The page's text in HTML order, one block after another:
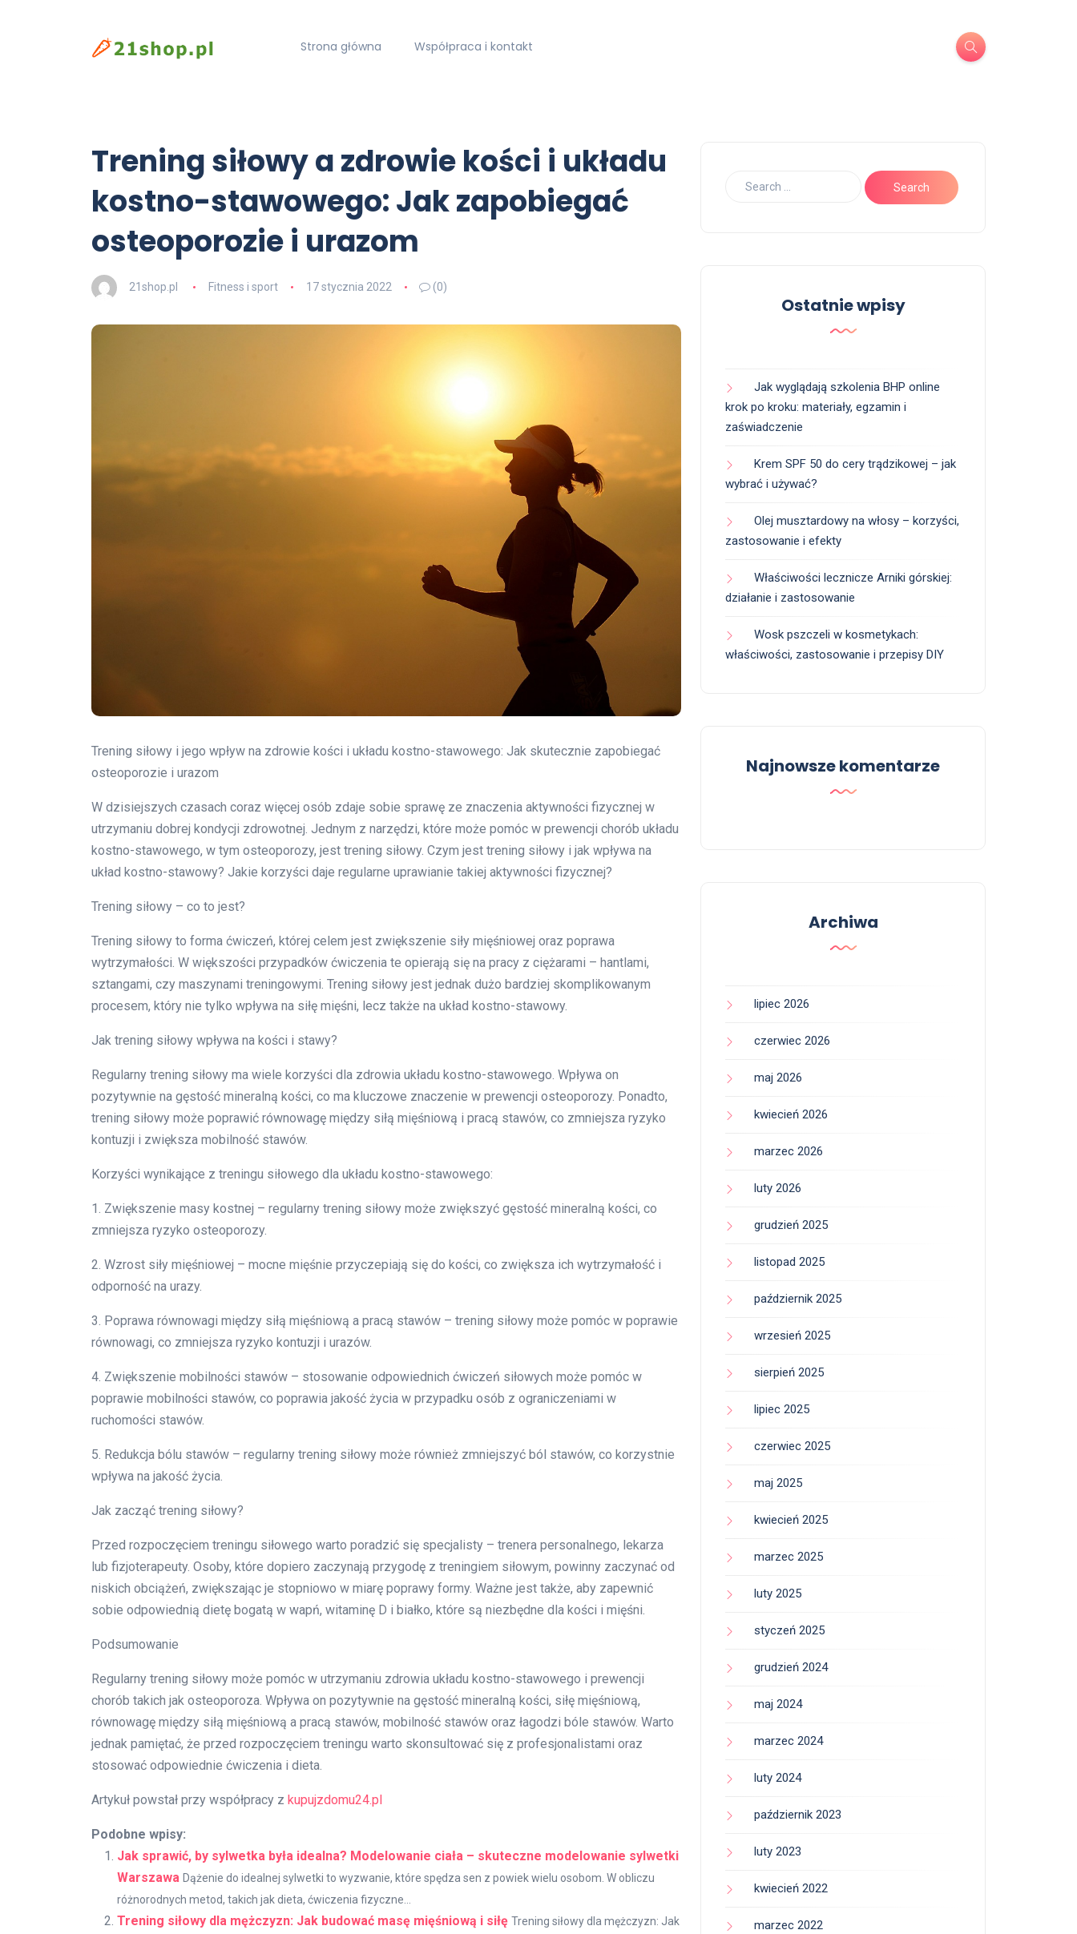
Strona główna Współpraca i kontakt
Trening siłowy a zdrowie kości i układu
kostno-stawowego: Jak zapobiegać
osteoporozie i urazom
21shop.pl Fitness i sport 17 stycznia 2022 (0)
Trening siłowy i jego wpływ na zdrowie kości i układu kostno-stawowego: Jak skutecznie zapobiegać
osteoporozie i urazom
W dzisiejszych czasach coraz więcej osób zdaje sobie sprawę ze znaczenia aktywności fizycznej w
utrzymaniu dobrej kondycji zdrowotnej. Jednym z narzędzi, które może pomóc w prewencji chorób układu
kostno-stawowego, w tym osteoporozy, jest trening siłowy. Czym jest trening siłowy i jak wpływa na
układ kostno-stawowy? Jakie korzyści daje regularne uprawianie takiej aktywności fizycznej?
Trening siłowy – co to jest?
Trening siłowy to forma ćwiczeń, której celem jest zwiększenie siły mięśniowej oraz poprawa
wytrzymałości. W większości przypadków ćwiczenia te opierają się na pracy z ciężarami – hantlami,
sztangami, czy maszynami treningowymi. Trening siłowy jest jednak dużo bardziej skomplikowanym
procesem, który nie tylko wpływa na siłę mięśni, lecz także na układ kostno-stawowy.
Jak trening siłowy wpływa na kości i stawy?
Regularny trening siłowy ma wiele korzyści dla zdrowia układu kostno-stawowego. Wpływa on
pozytywnie na gęstość mineralną kości, co ma kluczowe znaczenie w prewencji osteoporozy. Ponadto,
trening siłowy może poprawić równowagę między siłą mięśniową i pracą stawów, co zmniejsza ryzyko
kontuzji i zwiększa mobilność stawów.
Korzyści wynikające z treningu siłowego dla układu kostno-stawowego:
1. Zwiększenie masy kostnej – regularny trening siłowy może zwiększyć gęstość mineralną kości, co
zmniejsza ryzyko osteoporozy.
2. Wzrost siły mięśniowej – mocne mięśnie przyczepiają się do kości, co zwiększa ich wytrzymałość i
odporność na urazy.
3. Poprawa równowagi między siłą mięśniową a pracą stawów – trening siłowy może pomóc w poprawie
równowagi, co zmniejsza ryzyko kontuzji i urazów.
4. Zwiększenie mobilności stawów – stosowanie odpowiednich ćwiczeń siłowych może pomóc w
poprawie mobilności stawów, co poprawia jakość życia w przypadku osób z ograniczeniami w
ruchomości stawów.
5. Redukcja bólu stawów – regularny trening siłowy może również zmniejszyć ból stawów, co korzystnie
wpływa na jakość życia.
Jak zacząć trening siłowy?
Przed rozpoczęciem treningu siłowego warto poradzić się specjalisty – trenera personalnego, lekarza
lub fizjoterapeuty. Osoby, które dopiero zaczynają przygodę z treningiem siłowym, powinny zaczynać od
niskich obciążeń, zwiększając je stopniowo w miarę poprawy formy. Ważne jest także, aby zapewnić
sobie odpowiednią dietę bogatą w wapń, witaminę D i białko, które są niezbędne dla kości i mięśni.
Podsumowanie
Regularny trening siłowy może pomóc w utrzymaniu zdrowia układu kostno-stawowego i prewencji
chorób takich jak osteoporoza. Wpływa on pozytywnie na gęstość mineralną kości, siłę mięśniową,
równowagę między siłą mięśniową a pracą stawów, mobilność stawów oraz łagodzi bóle stawów. Warto
jednak pamiętać, że przed rozpoczęciem treningu warto skonsultować się z profesjonalistami oraz
stosować odpowiednie ćwiczenia i dieta.
Artykuł powstał przy współpracy z kupujzdomu24.pl
Podobne wpisy:
Jak sprawić, by sylwetka była idealna? Modelowanie ciała – skuteczne modelowanie sylwetki
Warszawa Dążenie do idealnej sylwetki to wyzwanie, które spędza sen z powiek wielu osobom. W obliczu
różnorodnych metod, takich jak dieta, ćwiczenia fizyczne...
Trening siłowy dla mężczyzn: Jak budować masę mięśniową i siłę Trening siłowy dla mężczyzn: Jak
Ostatnie wpisy
Jak wyglądają szkolenia BHP online
krok po kroku: materiały, egzamin i
zaświadczenie
Krem SPF 50 do cery trądzikowej – jak
wybrać i używać?
Olej musztardowy na włosy – korzyści,
zastosowanie i efekty
Właściwości lecznicze Arniki górskiej:
działanie i zastosowanie
Wosk pszczeli w kosmetykach:
właściwości, zastosowanie i przepisy DIY
Najnowsze komentarze
Archiwa
lipiec 2026
czerwiec 2026
maj 2026
kwiecień 2026
marzec 2026
luty 2026
grudzień 2025
listopad 2025
październik 2025
wrzesień 2025
sierpień 2025
lipiec 2025
czerwiec 2025
maj 2025
kwiecień 2025
marzec 2025
luty 2025
styczeń 2025
grudzień 2024
maj 2024
marzec 2024
luty 2024
październik 2023
luty 2023
kwiecień 2022
marzec 2022